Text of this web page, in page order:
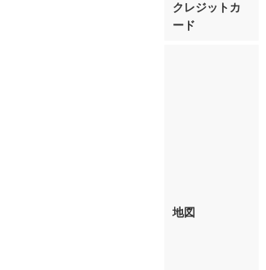
クレジットカ
ード
地図